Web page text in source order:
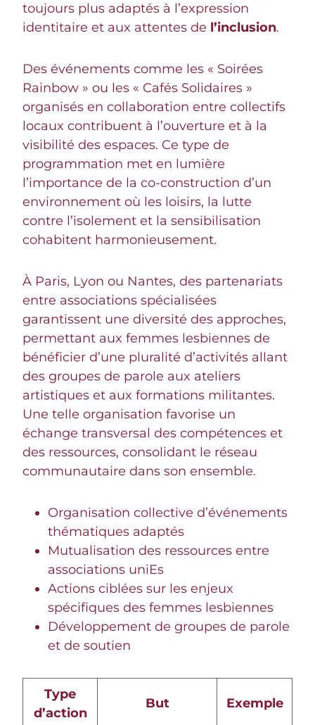
toujours plus adaptés à l’expression
identitaire et aux attentes de l’inclusion.
Des événements comme les « Soirées
Rainbow » ou les « Cafés Solidaires »
organisés en collaboration entre collectifs
locaux contribuent à l’ouverture et à la
visibilité des espaces. Ce type de
programmation met en lumière
l’importance de la co-construction d’un
environnement où les loisirs, la lutte
contre l’isolement et la sensibilisation
cohabitent harmonieusement.
À Paris, Lyon ou Nantes, des partenariats
entre associations spécialisées
garantissent une diversité des approches,
permettant aux femmes lesbiennes de
bénéficier d’une pluralité d’activités allant
des groupes de parole aux ateliers
artistiques et aux formations militantes.
Une telle organisation favorise un
échange transversal des compétences et
des ressources, consolidant le réseau
communautaire dans son ensemble.
Organisation collective d’événements
thématiques adaptés
Mutualisation des ressources entre
associations uniEs
Actions ciblées sur les enjeux
spécifiques des femmes lesbiennes
Développement de groupes de parole
et de soutien
Type
d’action
But Exemple